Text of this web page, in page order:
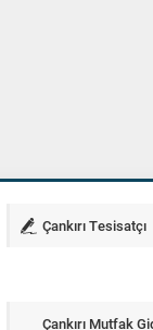
Çankırı Tesisatçı
Çankırı Mutfak